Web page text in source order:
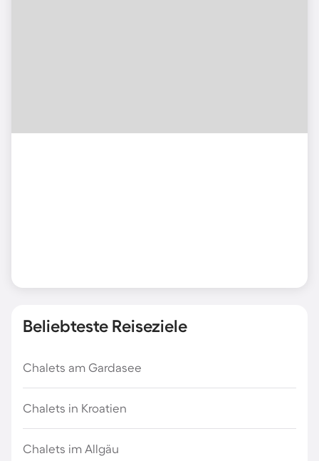
Beliebteste Reiseziele
Chalets am Gardasee
Chalets in Kroatien
Chalets im Allgäu